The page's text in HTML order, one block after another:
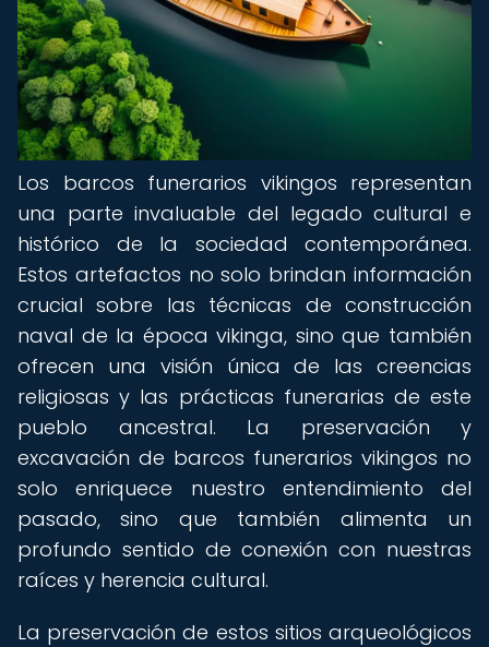
Los barcos funerarios vikingos representan
una parte invaluable del legado cultural e
histórico de la sociedad contemporánea.
Estos artefactos no solo brindan información
crucial sobre las técnicas de construcción
naval de la época vikinga, sino que también
ofrecen una visión única de las creencias
religiosas y las prácticas funerarias de este
pueblo ancestral. La preservación y
excavación de barcos funerarios vikingos no
solo enriquece nuestro entendimiento del
pasado, sino que también alimenta un
profundo sentido de conexión con nuestras
raíces y herencia cultural.
La preservación de estos sitios arqueológicos